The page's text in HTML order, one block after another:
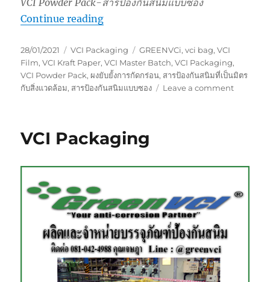
VCI Powder Pack-สารป้องกันสนิมแบบซอง
Continue reading“VCI Powder Pack”
Posted
on
28/01/2021 Categories
VCI Packaging Tags
GREENVCi,vci bag,VCI
Film,VCI Kraft Paper,VCI Master Batch,VCI Packaging,
VCI Powder Pack, ผงยับยั้งการกัดกร่อน, สารป้องกันสนิมที่เป็นมิตร
กับสิ่งแวดล้อม, สารป้องกันสนิมแบบซอง Leave a commenton
VCI Packaging